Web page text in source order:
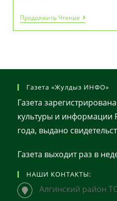
Продолжить ЧтениеСибирская
Язва
Не
Газета «Жулдыз ИНФО»
Газета
культуры и информации
года, выдано
Газета выходит раз в
НАШИ КОНТАКТЫ:
Алгинский район